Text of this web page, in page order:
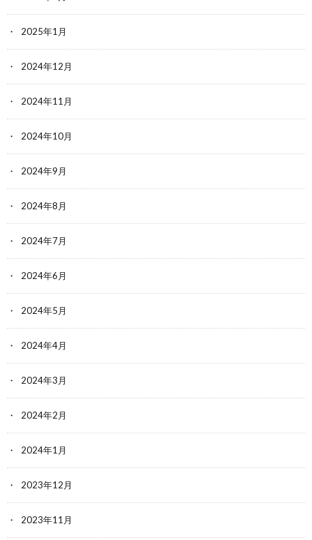
2025年1月
2024年12月
2024年11月
2024年10月
2024年9月
2024年8月
2024年7月
2024年6月
2024年5月
2024年4月
2024年3月
2024年2月
2024年1月
2023年12月
2023年11月